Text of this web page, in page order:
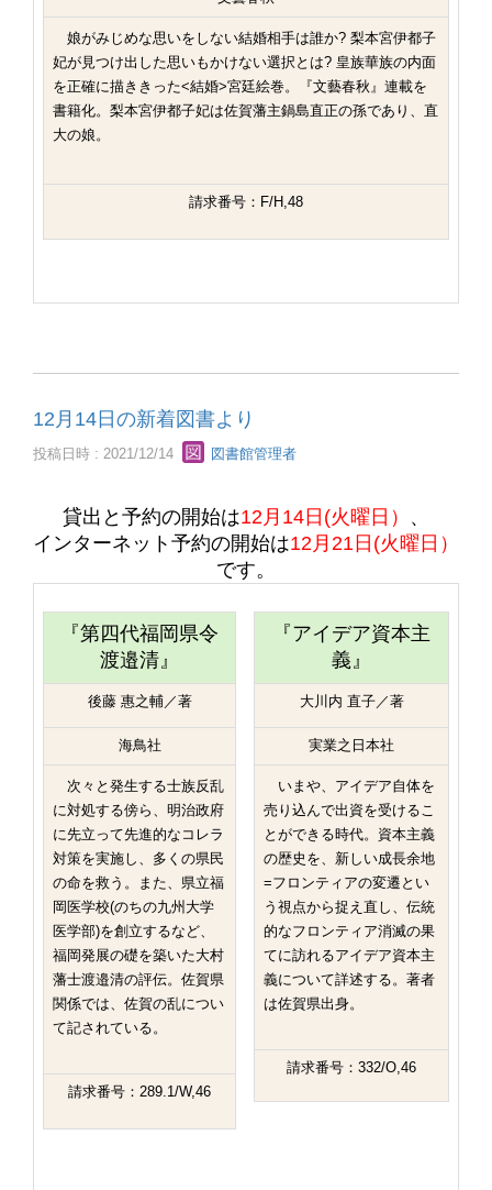
娘がみじめな思いをしない結婚相手は誰か? 梨本宮伊都子
妃が見つけ出した思いもかけない選択とは? 皇族華族の内面
を正確に描ききった<結婚>宮廷絵巻。『文藝春秋』連載を
書籍化。梨本宮伊都子妃は佐賀藩主鍋島直正の孫であり、直
大の娘。
請求番号：F/H,48
12月14日の新着図書より
投稿日時 : 2021/12/14 図書館管理者
貸出と予約の開始は12月14日(火曜日） 、
インターネット予約の開始は12月21日(火曜日）
です。
『第四代福岡県令
渡邉清』
後藤 惠之輔／著
海鳥社
次々と発生する士族反乱
に対処する傍ら、明治政府
に先立って先進的なコレラ
対策を実施し、多くの県民
の命を救う。また、県立福
岡医学校(のちの九州大学
医学部)を創立するなど、
福岡発展の礎を築いた大村
藩士渡邉清の評伝。佐賀県
関係では、佐賀の乱につい
て記されている。
請求番号：289.1/W,46
『アイデア資本主
義』
大川内 直子／著
実業之日本社
いまや、アイデア自体を
売り込んで出資を受けるこ
とができる時代。資本主義
の歴史を、新しい成長余地
=フロンティアの変遷とい
う視点から捉え直し、伝統
的なフロンティア消滅の果
てに訪れるアイデア資本主
義について詳述する。著者
は佐賀県出身。
請求番号：332/O,46